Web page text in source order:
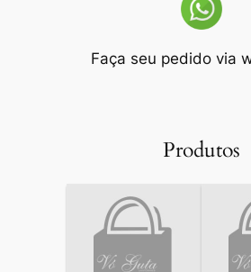
Faça seu pedido via
Produtos